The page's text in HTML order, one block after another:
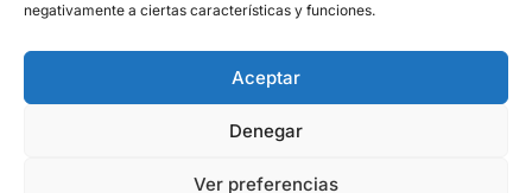
negativamente a ciertas características y funciones.
Aceptar
Denegar
Ver preferencias